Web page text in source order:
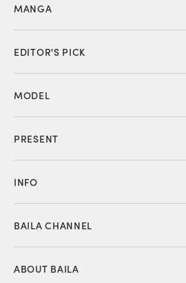
MANGA
EDITOR'S PICK
MODEL
PRESENT
INFO
BAILA CHANNEL
ABOUT BAILA